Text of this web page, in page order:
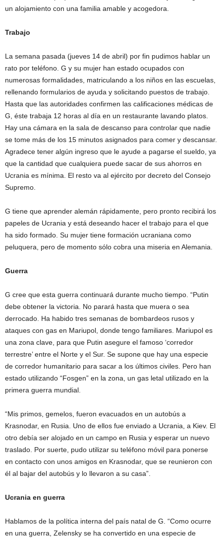
un alojamiento con una familia amable y acogedora.
Trabajo
La semana pasada (jueves 14 de abril) por fin pudimos hablar un
rato por teléfono. G y su mujer han estado ocupados con
numerosas formalidades, matriculando a los niños en las escuelas,
rellenando formularios de ayuda y solicitando puestos de trabajo.
Hasta que las autoridades confirmen las calificaciones médicas de
G, éste trabaja 12 horas al día en un restaurante lavando platos.
Hay una cámara en la sala de descanso para controlar que nadie
se tome más de los 15 minutos asignados para comer y descansar.
Agradece tener algún ingreso que le ayude a pagarse el sueldo, ya
que la cantidad que cualquiera puede sacar de sus ahorros en
Ucrania es mínima. El resto va al ejército por decreto del Consejo
Supremo.
G tiene que aprender alemán rápidamente, pero pronto recibirá los
papeles de Ucrania y está deseando hacer el trabajo para el que
ha sido formado. Su mujer tiene formación ucraniana como
peluquera, pero de momento sólo cobra una miseria en Alemania.
Guerra
G cree que esta guerra continuará durante mucho tiempo. “Putin
debe obtener la victoria. No parará hasta que muera o sea
derrocado. Ha habido tres semanas de bombardeos rusos y
ataques con gas en Mariupol, donde tengo familiares. Mariupol es
una zona clave, para que Putin asegure el famoso ‘corredor
terrestre’ entre el Norte y el Sur. Se supone que hay una especie
de corredor humanitario para sacar a los últimos civiles. Pero han
estado utilizando “Fosgen” en la zona, un gas letal utilizado en la
primera guerra mundial.
“Mis primos, gemelos, fueron evacuados en un autobús a
Krasnodar, en Rusia. Uno de ellos fue enviado a Ucrania, a Kiev. El
otro debía ser alojado en un campo en Rusia y esperar un nuevo
traslado. Por suerte, pudo utilizar su teléfono móvil para ponerse
en contacto con unos amigos en Krasnodar, que se reunieron con
él al bajar del autobús y lo llevaron a su casa”.
Ucrania en guerra
Hablamos de la política interna del país natal de G. “Como ocurre
en una guerra, Zelensky se ha convertido en una especie de